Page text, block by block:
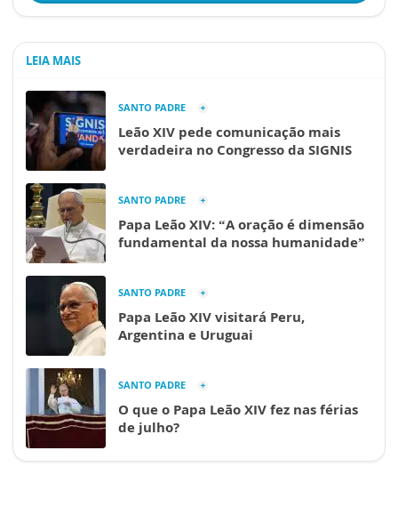
LEIA MAIS
SANTO PADRE
Leão XIV pede comunicação mais
verdadeira no Congresso da SIGNIS
SANTO PADRE
Papa Leão XIV: “A oração é dimensão
fundamental da nossa humanidade”
SANTO PADRE
Papa Leão XIV visitará Peru,
Argentina e Uruguai
SANTO PADRE
O que o Papa Leão XIV fez nas férias
de julho?